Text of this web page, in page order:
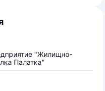
"Жилищно-
Палатка"